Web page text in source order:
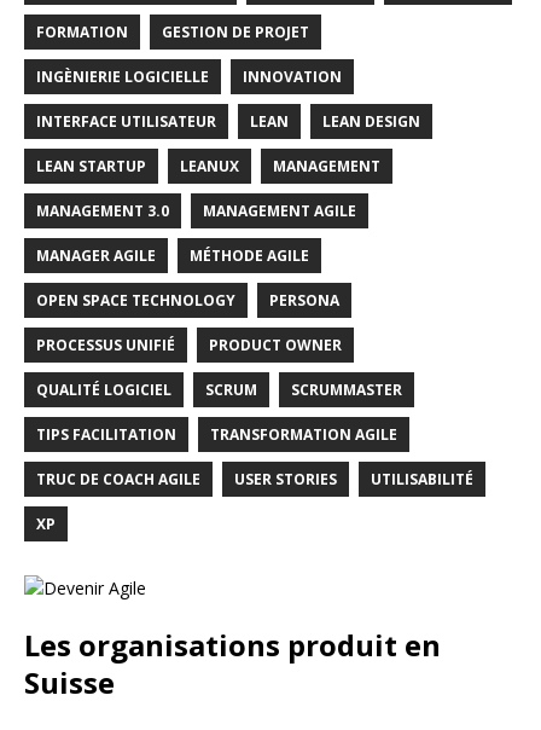
FORMATION GESTION DE PROJET
INGÈNIERIE LOGICIELLE INNOVATION
INTERFACE UTILISATEUR LEAN LEAN DESIGN
LEAN STARTUP LEANUX MANAGEMENT
MANAGEMENT 3.0 MANAGEMENT AGILE
MANAGER AGILE MÉTHODE AGILE
OPEN SPACE TECHNOLOGY PERSONA
PROCESSUS UNIFIÉ PRODUCT OWNER
QUALITÉ LOGICIEL SCRUM SCRUMMASTER
TIPS FACILITATION TRANSFORMATION AGILE
TRUC DE COACH AGILE USER STORIES UTILISABILITÉ
XP
Les organisations produit en
Suisse